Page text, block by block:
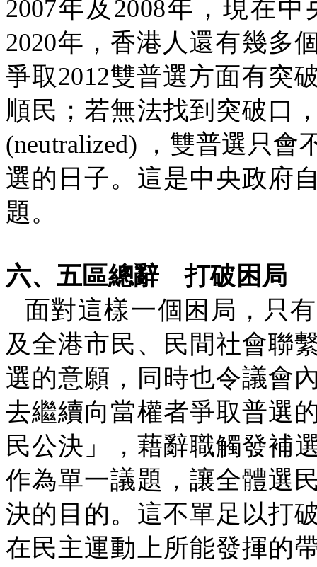
2007年及 2008年，現在中
2020年，香港人還有幾多
爭取2012雙普選方面有突
順民；若無法找到突破口
(neutralized)
，雙普選只會
選的日子。這是中央政府
題。
六、五區總辭
打破困局
面對這樣一個困局，只
及全港市民、民間社會聯
選的意願，同時也令議會
去繼續向當權者爭取普選
民公決」，藉辭職觸發補
作為單一議題，讓全體選
決的目的。這不單足以打
在民主運動上所能發揮的